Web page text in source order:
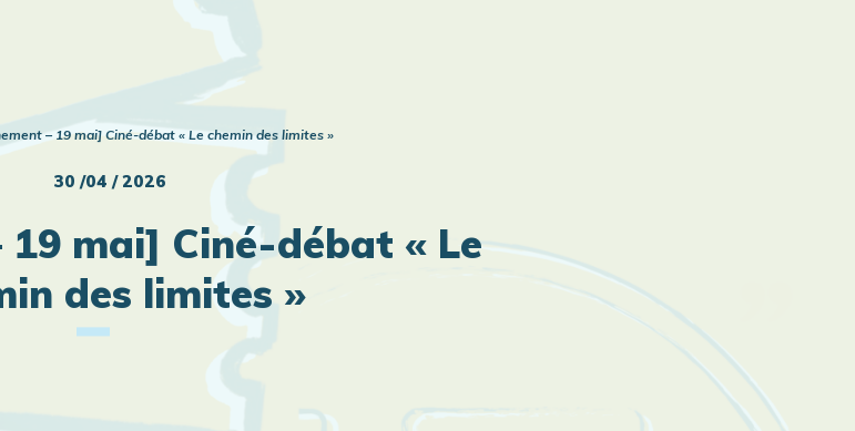
– 19 mai] Ciné-débat « Le chemin des limites »
30 /04 / 2026
19 mai] Ciné-débat « Le
des limites »